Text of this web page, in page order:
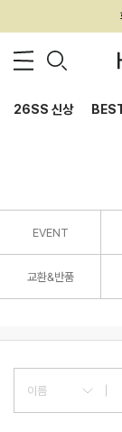
26SS 신상
EVENT
교환&반품